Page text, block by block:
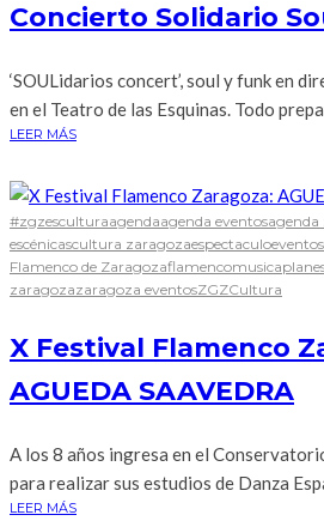
Concierto Solidario
‘SOULidarios concert’, soul y funk en
en el Teatro de las Esquinas. Todo
LEER MÁS
#zgzesculturaagendaagenda eventosagenda
escénicascultura zaragozaespectaculoeventos
Flamenco de Zaragozaflamencomusica
zaragozazaragoza eventosZGZCultura
X Festival Flamenco
AGUEDA SAAVEDRA
A los 8 años ingresa en el
para realizar sus estudios de Danza
LEER MÁS